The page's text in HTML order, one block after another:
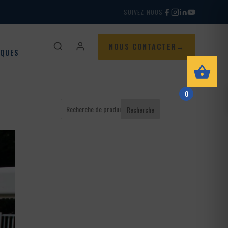
SUIVEZ-NOUS
NOUS CONTACTER
Recherche
0